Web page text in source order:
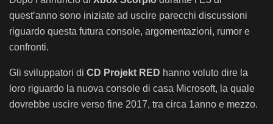
quest’anno sono iniziate ad uscire parecchi discussioni
riguardo questa futura console, argomentazioni, rumor e
confronti.
Gli sviluppatori di CD Projekt RED hanno voluto dire la
loro riguardo la nuova console di casa Microsoft, la quale
dovrebbe uscire verso fine 2017, tra circa 1anno e mezzo.